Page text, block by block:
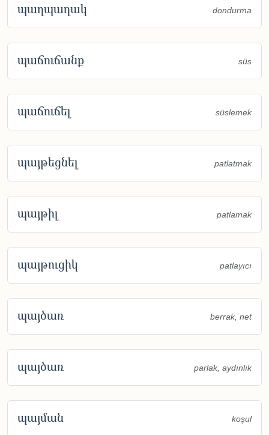
պաղպաղակ dondurma
պաճուճանք süs
պաճուճել süslemek
պայթեցնել patlatmak
պայթիլ patlamak
պայթուցիկ patlayıcı
պայծառ berrak, net
պայծառ parlak, aydınlık
պայման koşul